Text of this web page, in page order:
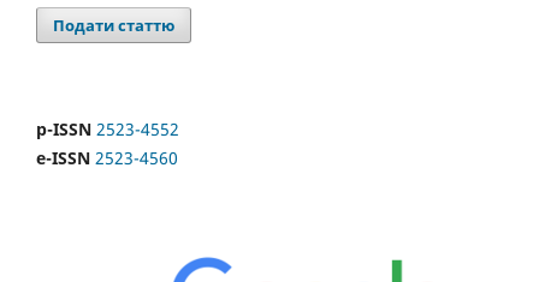
Подати статтю
p-ISSN 2523-4552
e-ISSN 2523-4560